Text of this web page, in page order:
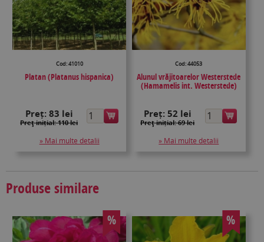
Cod: 41010
Platan (Platanus hispanica)
Preț: 83 lei
Preţ inițial: 110 lei
» Mai multe detalii
Cod: 44053
Alunul vrăjitoarelor Westerstede
(Hamamelis int. Westerstede)
Preț: 52 lei
Preţ inițial: 69 lei
» Mai multe detalii
Produse similare
% %